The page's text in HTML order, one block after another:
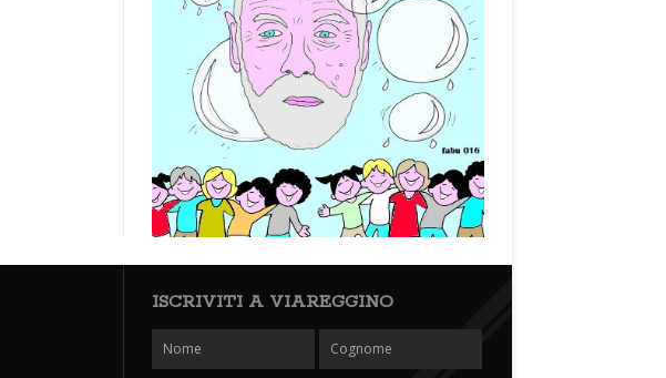
ISCRIVITI A VIAREGGINO